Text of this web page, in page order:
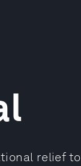
relief to